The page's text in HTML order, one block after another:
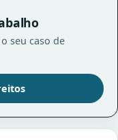
seu caso de